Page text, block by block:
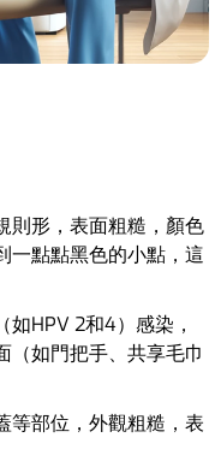
則形，表面粗糙，顏色
一點點黑色的小點，這
如HPV 2和4）感染，
（如門把手、共享毛巾
等部位，外觀粗糙，表